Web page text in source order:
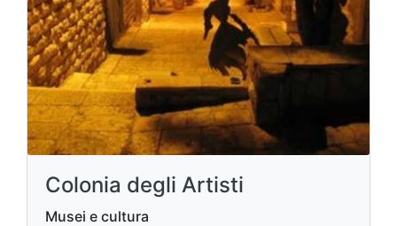
Colonia degli Artisti
Musei e cultura